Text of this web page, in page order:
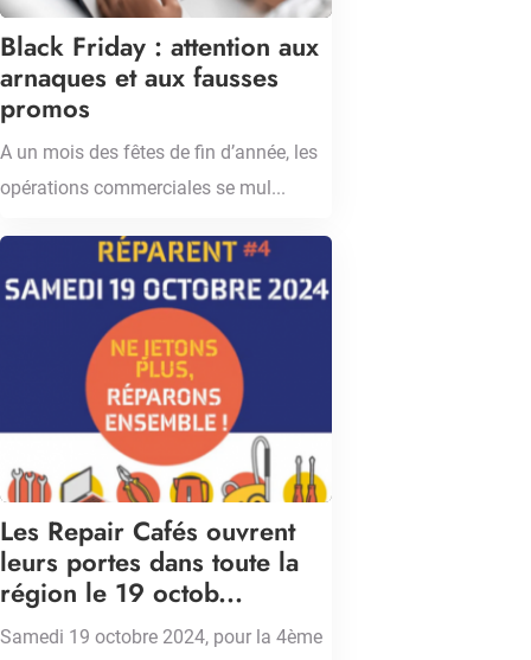
Black Friday : attention aux
arnaques et aux fausses
promos
A un mois des fêtes de fin d’année, les
opérations commerciales se mul...
Les Repair Cafés ouvrent
leurs portes dans toute la
région le 19 octob...
Samedi 19 octobre 2024, pour la 4ème